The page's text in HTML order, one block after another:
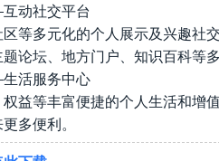
动社交平台
等多元化的个人展示及兴趣社
论坛、地方门户、知识百科等
活服务中心
益等丰富便捷的个人生活和增
多便利。